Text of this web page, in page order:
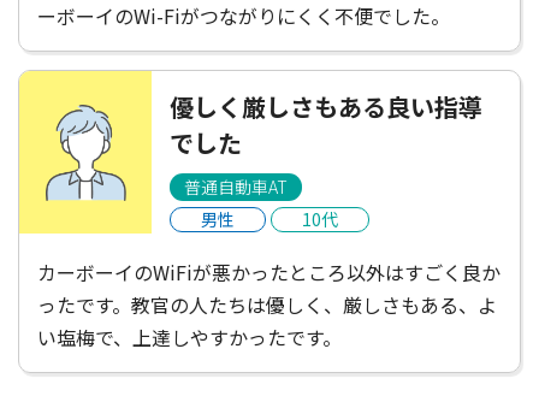
ーボーイのWi-Fiがつながりにくく不便でした。
優しく厳しさもある良い指導
でした
普通自動車AT
男性
10代
カーボーイのWiFiが悪かったところ以外はすごく良か
ったです。教官の人たちは優しく、厳しさもある、よ
い塩梅で、上達しやすかったです。